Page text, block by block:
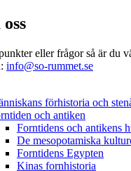
eller frågor så är du
info@so-rummet.se
förhistoria och
och antiken
Forntidens och antikens
De mesopotamiska
Forntidens Egypten
Kinas fornhistoria